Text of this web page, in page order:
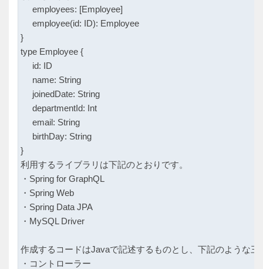
     employees: [Employee]
     employee(id: ID): Employee
}
type Employee {
     id: ID
     name: String
     joinedDate: String
     departmentId: Int
     email: String
     birthDay: String
}
利用するライブラリは下記のとおりです。
・Spring for GraphQL
・Spring Web
・Spring Data JPA
・MySQL Driver
作成するコードはJavaで記述するものとし、下記のような
・コントローラー